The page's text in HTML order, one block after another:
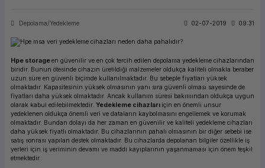
Panel PC
Bileşenleri
Makinesi
Depolama/Yedekleme 02-07-2019 09:31
Hpe storageen güvenilir ve en çok tercih edilen depolama yedekleme cihazlarından
biridir. Bunun ötesinde cihazın üretildiği malzemeler oldukça kaliteli olmakla beraber
uzun süre en güvenli biçimde kullanılmaktadır. Bu sebeple fiyatları yüksek
olmaktadır. Kapasitesinin yüksek olmasının yanı sıra güvenli olması sayesinde de
fiyatları daha yüksek olmaktadır. Ancak kullanım süresi bakımından oldukça uygun
olarak kabul edilebilmektedir. Yedekleme cihazları için en önemli unsur
yedeklenen oldukça önemli veri ve dataların kaybolmasını engellemek ve korumak
olmaktadır. Bundan dolayı da her zaman en güvenilir ve kaliteli yedekleme cihazları
daha yüksek fiyatlı olmaktadır. Bu cihazlarının pahalı olmasının bir diğer sebebi ise
satış sonrası yapılan destek olmaktadır. Bu cihazlarda depolanan bilgiler özellikle iş
yerleri için iş veriminin devamı ve maddi kayıplarının yaşanmaması için önem teşkil
etmektedir.